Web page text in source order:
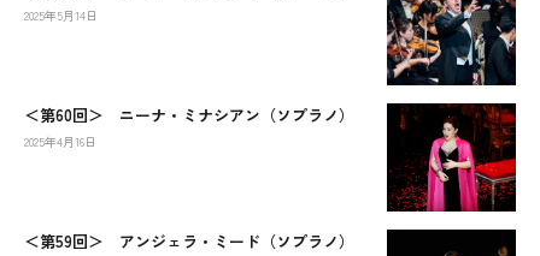
2025年5月14日
＜第60回＞ ニーナ・ミナシアン（ソプラノ）
2025年4月16日
＜第59回＞ アンジェラ・ミード（ソプラノ）